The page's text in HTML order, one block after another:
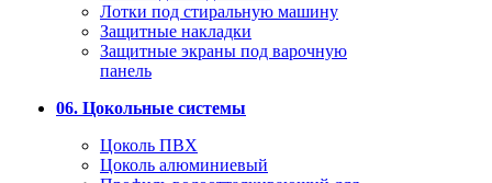
Лотки под стиральную машину
Защитные накладки
Защитные экраны под варочную
панель
06. Цокольные системы
Цоколь ПВХ
Цоколь алюминиевый